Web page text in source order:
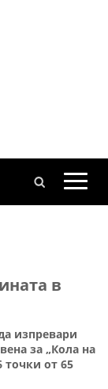
в
изпревари
за „Кола на
точки от 65